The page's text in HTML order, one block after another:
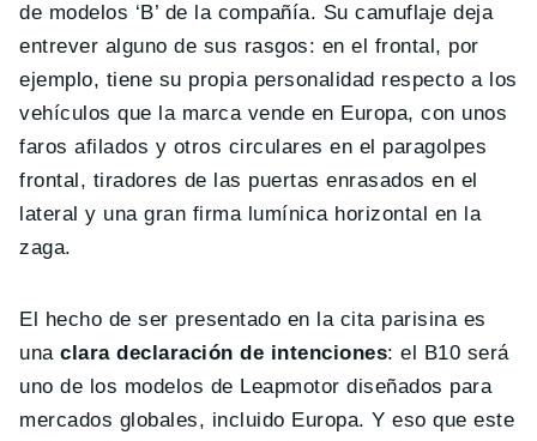
de modelos ‘B’ de la compañía. Su camuflaje deja
entrever alguno de sus rasgos: en el frontal, por
ejemplo, tiene su propia personalidad respecto a los
vehículos que la marca vende en Europa, con unos
faros afilados y otros circulares en el paragolpes
frontal, tiradores de las puertas enrasados en el
lateral y una gran firma lumínica horizontal en la
zaga.
El hecho de ser presentado en la cita parisina es
unaclara declaración de intenciones: el B10 será
uno de los modelos de Leapmotor diseñados para
mercados globales, incluido Europa. Y eso que este